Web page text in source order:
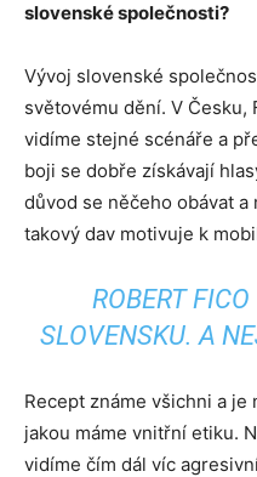
slovenské společnosti?
Vývoj slovenské
světovému dění. V Česku,
vidíme stejné scénáře a
boji se dobře získávají
důvod se něčeho obávat
takový dav motivuje k
ROBERT
SLOVENSKU. A
Recept známe všichni a je
jakou máme vnitřní etiku.
vidíme čím dál víc